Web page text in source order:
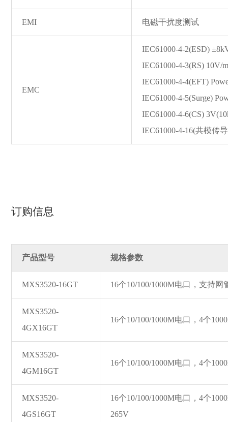
EMI 电磁干扰度测试
EMC
IEC61000-4-2(ESD)
IEC61000-4-3(RS) 10V/
IEC61000-4-4(EFT)
IEC61000-4-5(Surge)
IEC61000-4-6(CS)
IEC61000-4-16(共模传
订购信息
产品型号 规格参数
MXS3520-16GT 16个10/100/1000M电口，支持
MXS3520-
4GX16GT
16个10/100/1000M电口，4个
MXS3520-
4GM16GT
16个10/100/1000M电口，4个
MXS3520-
4GS16GT
16个10/100/1000M电口，4个
265V